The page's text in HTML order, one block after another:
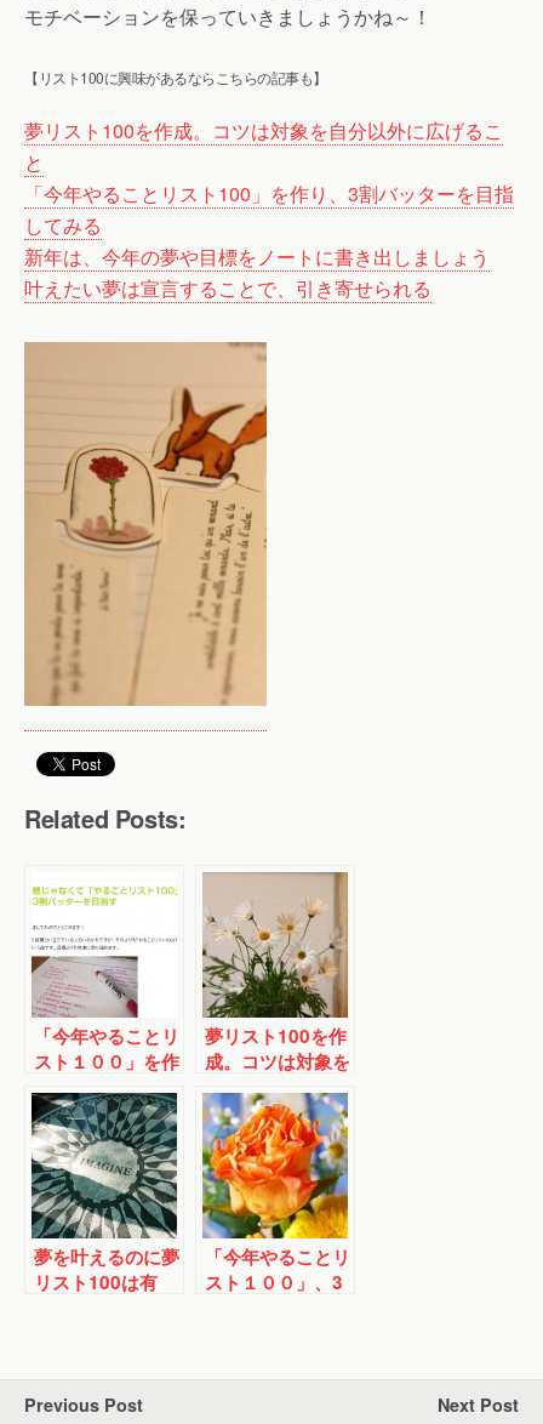
モチベーションを保っていきましょうかね～！
【リスト100に興味があるならこちらの記事も】
夢リスト100を作成。コツは対象を自分以外に広げるこ
と
「今年やることリスト100」を作り、3割バッターを目指
してみる
新年は、今年の夢や目標をノートに書き出しましょう
叶えたい夢は宣言することで、引き寄せられる
Related Posts:
「今年やることリ
スト１００」を作
り、３割バッター
を目指してみる
夢リスト100を作
成。コツは対象を
自分以外に広げる
こと
夢を叶えるのに夢
リスト100は有
「今年やることリ
スト１００」、3
Previous Post Next Post